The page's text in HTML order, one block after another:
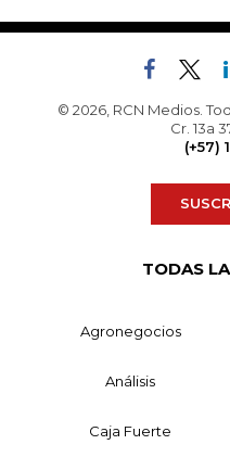
© 2026, RCN Medios.
Cr. 13a
(+57)
TODAS
Agronegocios
Análisis
Caja Fuerte